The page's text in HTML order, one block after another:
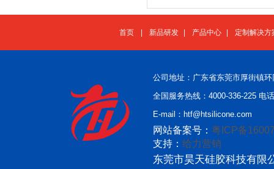
首页 新品研发 产品中心 定制解决方
公司地址：广东省东莞市厚街镇
全国服务热线：4000-336-225 电
E-mail：htf@htsilicone.com
网站备案号： 粤ICP备
支持： 给力营销
东莞市昊天硅胶科技有限